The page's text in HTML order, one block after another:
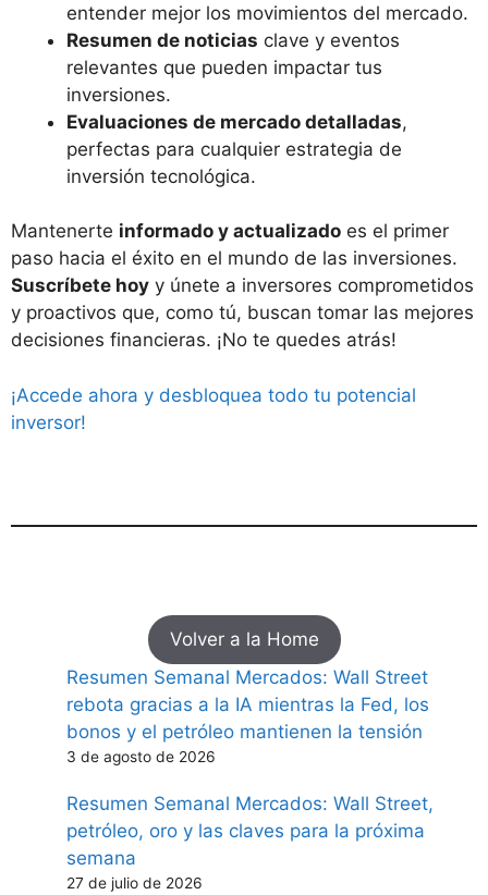
entender mejor los movimientos del mercado.
Resumen de noticias clave y eventos
relevantes que pueden impactar tus
inversiones.
Evaluaciones de mercado detalladas,
perfectas para cualquier estrategia de
inversión tecnológica.
Mantenerte informado y actualizado es el primer
paso hacia el éxito en el mundo de las inversiones.
Suscríbete hoy y únete a inversores comprometidos
y proactivos que, como tú, buscan tomar las mejores
decisiones financieras. ¡No te quedes atrás!
¡Accede ahora y desbloquea todo tu potencial
inversor!
Volver a la Home
Resumen Semanal Mercados: Wall Street
rebota gracias a la IA mientras la Fed, los
bonos y el petróleo mantienen la tensión
3 de agosto de 2026
Resumen Semanal Mercados: Wall Street,
petróleo, oro y las claves para la próxima
semana
27 de julio de 2026